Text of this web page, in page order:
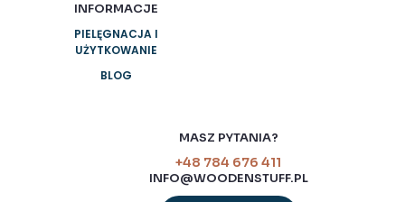
INFORMACJE
PIELĘGNACJA I
UŻYTKOWANIE
BLOG
MASZ PYTANIA?
+48 784 676 411
INFO@WOODENSTUFF.PL